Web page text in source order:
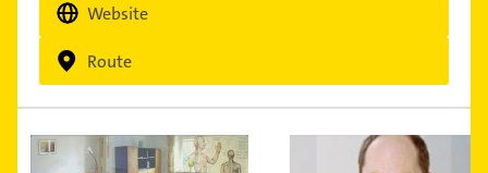
Website
Route